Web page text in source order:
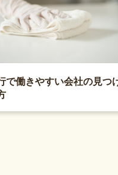
で働きやすい会社の見つ